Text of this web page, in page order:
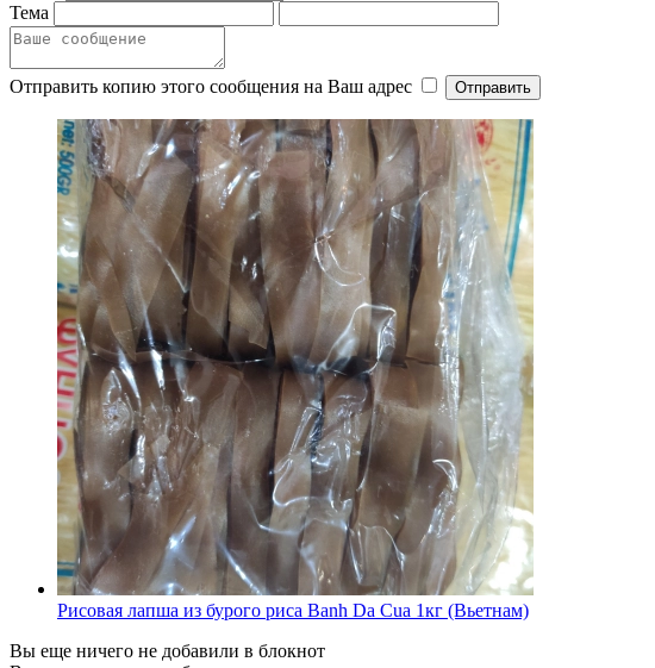
Тема
Отправить копию этого сообщения на Ваш адрес
Рисовая лапша из бурого риса Banh Da Cua 1кг (Вьетнам)
Вы еще ничего не добавили в блокнот